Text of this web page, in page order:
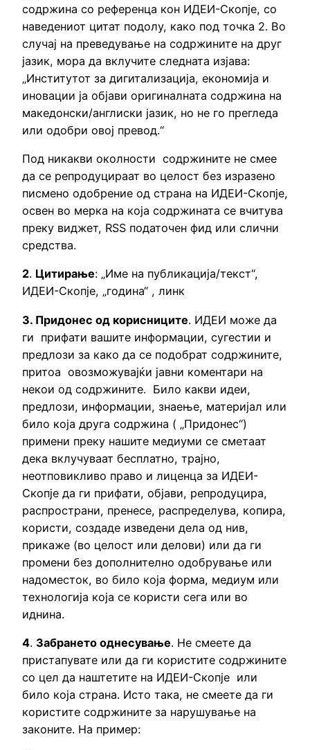
содржина со референца кон ИДЕИ-Скопје, со
наведениот цитат подолу, како под точка 2. Во
случај на преведување на содржините на друг
јазик, мора да вклучите следната изјава:
„Институтот за дигитализација, економија и
иновации ја објави оригиналната содржина на
македонски/англиски јазик, но не го прегледа
или одобри овој превод.“
Под никакви околности содржините не смее
да се репродуцираат во целост без изразено
писмено одобрение од страна на ИДЕИ-Скопје,
освен во мерка на која содржината се вчитува
преку виджет, RSS податочен фид или слични
средства.
2. Цитирање: „Име на публикација/текст“,
ИДЕИ-Скопје, „година“ , линк
3. Придонес од корисниците. ИДЕИ може да
ги прифати вашите информации, сугестии и
предлози за како да се подобрат содржините,
притоа овозможувајќи јавни коментари на
некои од содржините. Било какви идеи,
предлози, информации, знаење, материјал или
било која друга содржина ( „Придонес“)
примени преку нашите медиуми се сметаат
дека вклучуваат бесплатно, трајно,
неотповикливо право и лиценца за ИДЕИ-
Скопје да ги прифати, објави, репродуцира,
распространи, пренесе, распределува, копира,
користи, создаде изведени дела од нив,
прикаже (во целост или делови) или да ги
промени без дополнително одобрување или
надоместок, во било која форма, медиум или
технологија која се користи сега или во
иднина.
4. Забрането однесување. Не смеете да
пристапувате или да ги користите содржините
со цел да наштетите на ИДЕИ-Скопје или
било која страна. Исто така, не смеете да ги
користите содржините за нарушување на
законите. На пример: